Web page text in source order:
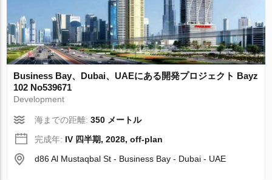
Business Bay、Dubai、UAEにある開発プロジェクト Bayz
102 No539671
Development
海までの距離:350 メートル
完成年: IV 四半期, 2028, off-plan
d86 Al Mustaqbal St - Business Bay - Dubai - UAE